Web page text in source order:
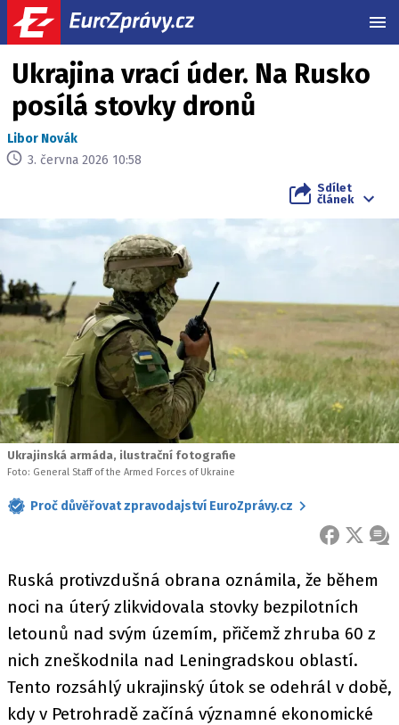
Ukrajina vrací úder. Na Rusko
posílá stovky dronů
Libor Novák
3. června 2026 10:58
Sdílet
článek
Ukrajinská armáda, ilustrační fotografie
Foto: General Staff of the Armed Forces of Ukraine
Proč důvěřovat zpravodajství EuroZprávy.cz
FACEBOOK
X
Ruská protivzdušná obrana oznámila, že během
noci na úterý zlikvidovala stovky bezpilotních
letounů nad svým územím, přičemž zhruba 60 z
nich zneškodnila nad Leningradskou oblastí.
Tento rozsáhlý ukrajinský útok se odehrál v době,
kdy v Petrohradě začíná významné ekonomické